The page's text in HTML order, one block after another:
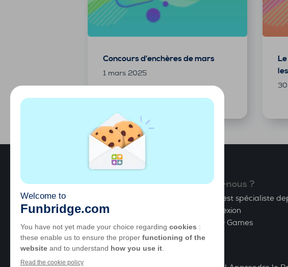
Concours d’enchères de mars
1 mars 2025
Choisir
Qui sommes-nous ?
GOTO Games est spécialiste
de jeux de réflexion
© 2025,
GOTO Games